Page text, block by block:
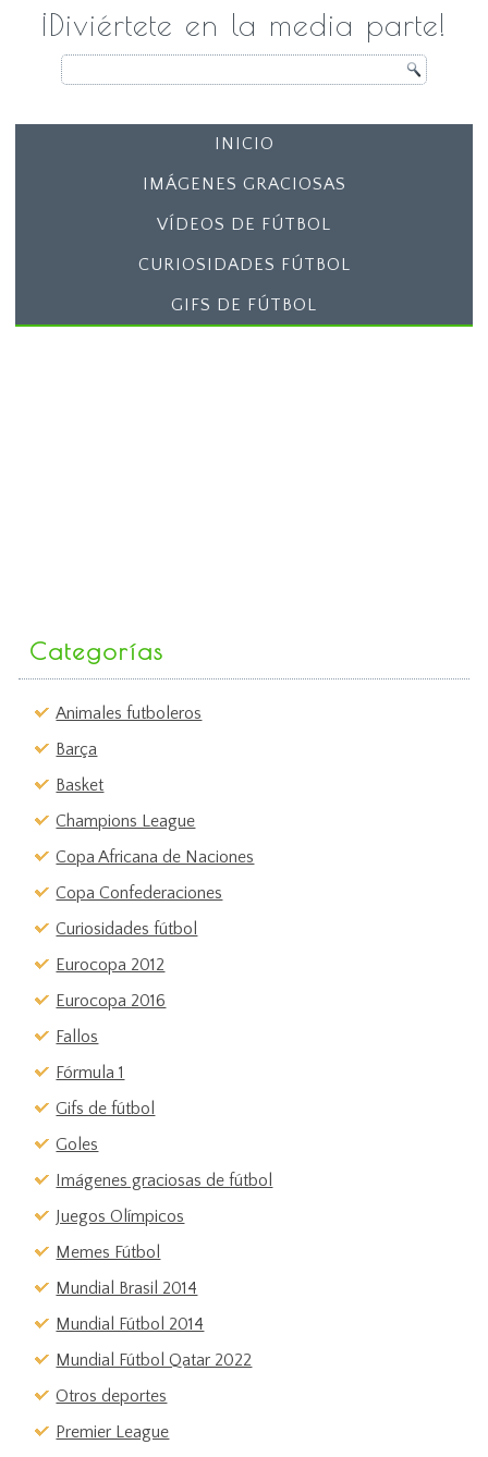
¡Diviértete en la media parte!
INICIO
IMÁGENES GRACIOSAS
VÍDEOS DE FÚTBOL
CURIOSIDADES FÚTBOL
GIFS DE FÚTBOL
Categorías
Animales futboleros
Barça
Basket
Champions League
Copa Africana de Naciones
Copa Confederaciones
Curiosidades fútbol
Eurocopa 2012
Eurocopa 2016
Fallos
Fórmula 1
Gifs de fútbol
Goles
Imágenes graciosas de fútbol
Juegos Olímpicos
Memes Fútbol
Mundial Brasil 2014
Mundial Fútbol 2014
Mundial Fútbol Qatar 2022
Otros deportes
Premier League